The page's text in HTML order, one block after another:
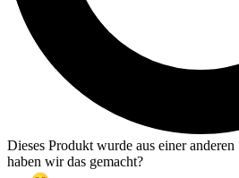
Dieses Produkt wurde aus einer
haben wir das gemacht?